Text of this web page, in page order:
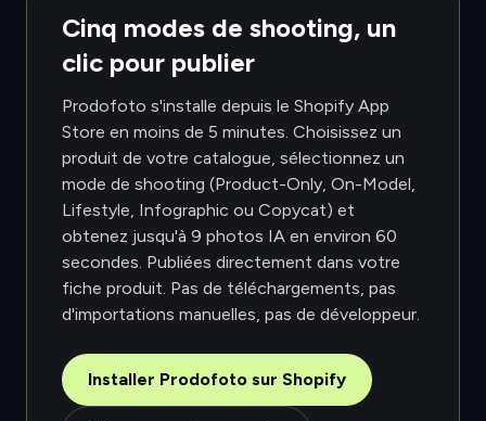
Cinq modes de shooting, un
clic pour publier
Prodofoto s'installe depuis le Shopify App
Store en moins de 5 minutes. Choisissez un
produit de votre catalogue, sélectionnez un
mode de shooting (Product-Only, On-Model,
Lifestyle, Infographic ou Copycat) et
obtenez jusqu'à 9 photos IA en environ 60
secondes. Publiées directement dans votre
fiche produit. Pas de téléchargements, pas
d'importations manuelles, pas de développeur.
Installer Prodofoto sur Shopify